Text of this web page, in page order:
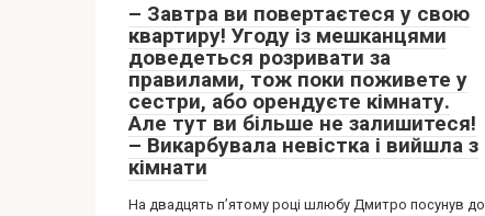
– Завтра ви повертаєтеся у свою
квартиру! Угоду із мешканцями
доведеться розривати за
правилами, тож поки поживете у
сестри, або орендуєте кімнату.
Але тут ви більше не залишитеся!
– Викарбувала невістка і вийшла з
кімнати
На двадцять п’ятому році шлюбу Дмитро посунув до